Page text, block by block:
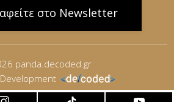
στο Newsletter
panda.decoded.gr